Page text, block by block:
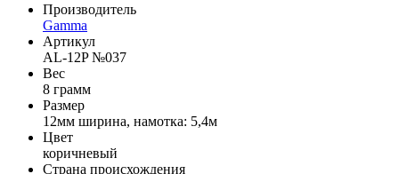
Производитель
Gamma
Артикул
AL-12P №037
Вес
8 грамм
Размер
12мм ширина, намотка: 5,4м
Цвет
коричневый
Страна происхождения